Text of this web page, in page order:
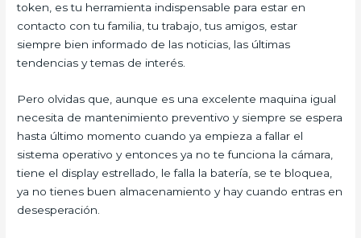
token, es tu herramienta indispensable para estar en
contacto con tu familia, tu trabajo, tus amigos, estar
siempre bien informado de las noticias, las últimas
tendencias y temas de interés.
Pero olvidas que, aunque es una excelente maquina igual
necesita de mantenimiento preventivo y siempre se espera
hasta último momento cuando ya empieza a fallar el
sistema operativo y entonces ya no te funciona la cámara,
tiene el display estrellado, le falla la batería, se te bloquea,
ya no tienes buen almacenamiento y hay cuando entras en
desesperación.